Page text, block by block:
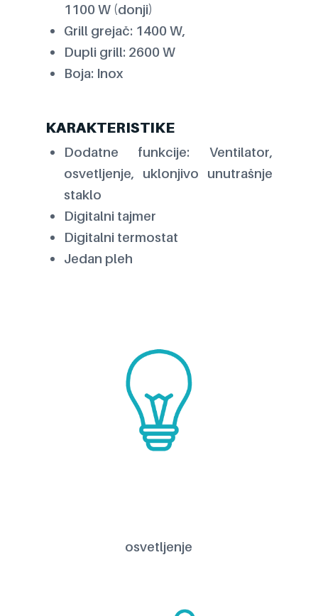
1100 W (donji)
Grill grejač: 1400 W,
Dupli grill: 2600 W
Boja: Inox
KARAKTERISTIKE
Dodatne funkcije: Ventilator,
osvetljenje, uklonjivo unutrašnje
staklo
Digitalni tajmer
Digitalni termostat
Jedan pleh
osvetljenje